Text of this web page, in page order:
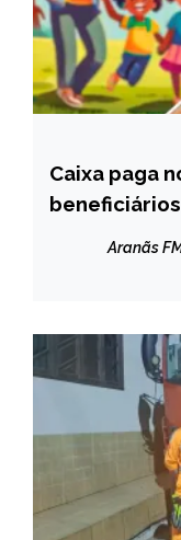
BRASIL
CAPELINHA
Caixa paga
Aranãs